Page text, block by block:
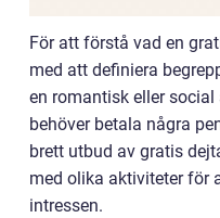
För att förstå vad en
med att definiera
en romantisk eller
behöver betala några
brett utbud av gratis
med olika aktiviteter för
intressen.